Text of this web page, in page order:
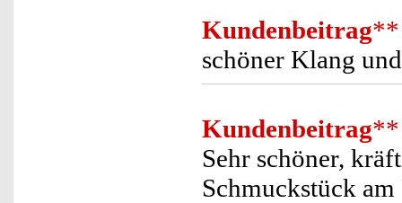
Kundenbeitrag**
schöner Klang
Kundenbeitrag**
Sehr schöner,
Schmuckstück am